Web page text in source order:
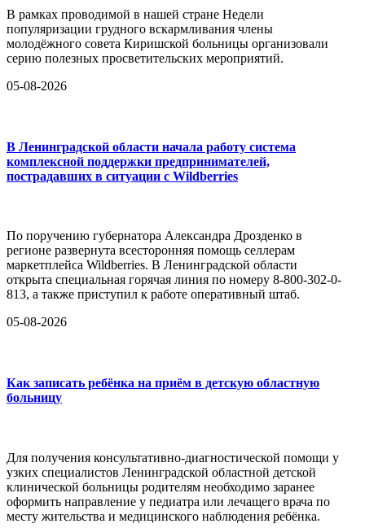
В рамках проводимой в нашей стране Недели
популяризации грудного вскармливания члены
молодёжного совета Киришской больницы организовали
серию полезных просветительских мероприятий.
05-08-2026
В Ленинградской области начала работу система
комплексной поддержки предпринимателей,
пострадавших в ситуации с Wildberries
По поручению губернатора Александра Дрозденко в
регионе развернута всесторонняя помощь селлерам
маркетплейса Wildberries. В Ленинградской области
открыта специальная горячая линия по номеру 8-800-302-0-
813, а также приступил к работе оперативный штаб.
05-08-2026
Как записать ребёнка на приём в детскую областную
больницу
Для получения консультативно-диагностической помощи у
узких специалистов Ленинградской областной детской
клинической больницы родителям необходимо заранее
оформить направление у педиатра или лечащего врача по
месту жительства и медицинского наблюдения ребёнка.